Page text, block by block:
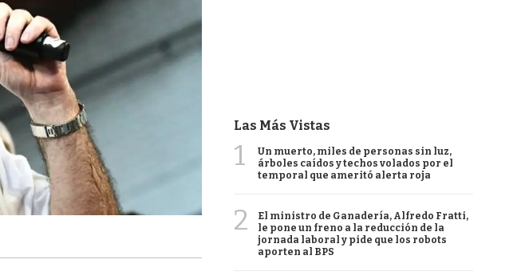
Las Más Vistas
1
Un muerto, miles de personas sin luz,
árboles caídos y techos volados por el
temporal que ameritó alerta roja
2
El ministro de Ganadería, Alfredo Fratti,
le pone un freno a la reducción de la
jornada laboral y pide que los robots
aporten al BPS